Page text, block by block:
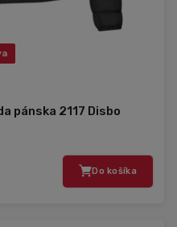
pánska 2117 Disbo
Do košíka